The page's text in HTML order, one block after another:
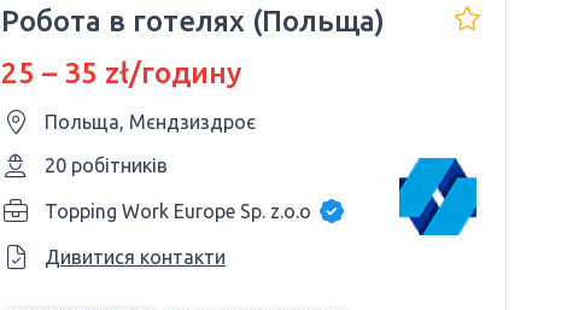
Робота в готелях (Польща)
25 – 35 zł/годину
Польща, Мєндзиздроє
20 робітників
Topping Work Europe Sp. z.o.o
Дивитися контакти